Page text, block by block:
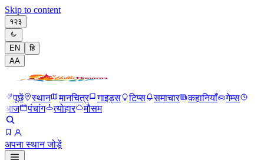
Skip to content
१२३
EN
हि
AA
पूछें स्थान मानचित्र गाइड्स टिप्स समाचार कहानियाँ
गेम्स
आज
पंचांग त्योहार मौसम
अपना स्थान जोड़ें